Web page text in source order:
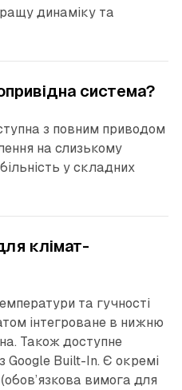
динаміку та
система?
з повним приводом
на слизькому
у складних
клімат-
та гучності
інтегроване в нижню
Також доступне
Google Built-In. Є окремі
вимога для